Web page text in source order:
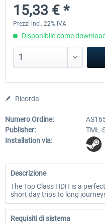
40,96 € *
15,33 € *
Prezzi incl. 22% IVA
Disponibile come
Ricorda
Numero Ordine:
Publisher:
TML-
Installation via:
Descrizione
The Top Class HDH is a
short day trips to long
Requisiti di sistema